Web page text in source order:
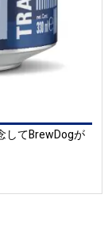
してBrewDogが